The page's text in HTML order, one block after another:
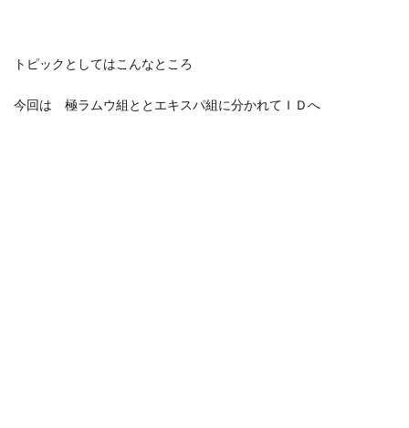
トピックとしてはこんなところ
今回は 極ラムウ組ととエキスパ組に分かれてＩＤへ